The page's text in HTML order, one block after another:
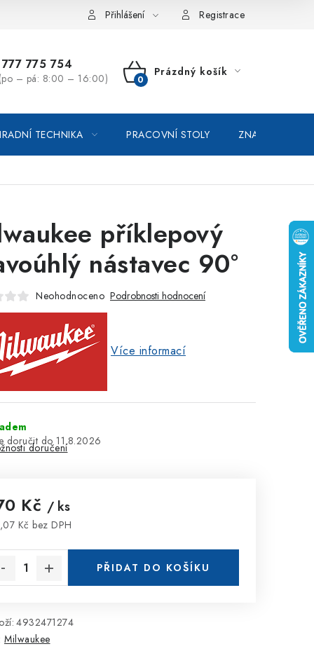
/ odstoupení od smlouvy Online platby Comgate
Přihlášení Registrace
777 775 754
(po – pá: 8:00 – 16:00)
NÁKUPNÍ
Prázdný košík
TECHNIKA PRACOVNÍ STOLY ZNAČKOVACÍ
příklepový
nástavec 90°
Neohodnoceno Podrobnosti hodnocení
Více informací
11.8.2026
doručení
Kč / ks
Kč bez DPH
PŘIDAT DO KOŠÍKU
4932471274
Milwaukee